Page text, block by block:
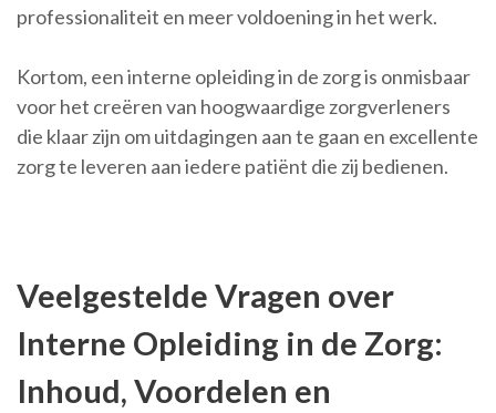
professionaliteit en meer voldoening in het werk.
Kortom, een interne opleiding in de zorg is onmisbaar
voor het creëren van hoogwaardige zorgverleners
die klaar zijn om uitdagingen aan te gaan en excellente
zorg te leveren aan iedere patiënt die zij bedienen.
Veelgestelde Vragen over
Interne Opleiding in de Zorg:
Inhoud, Voordelen en